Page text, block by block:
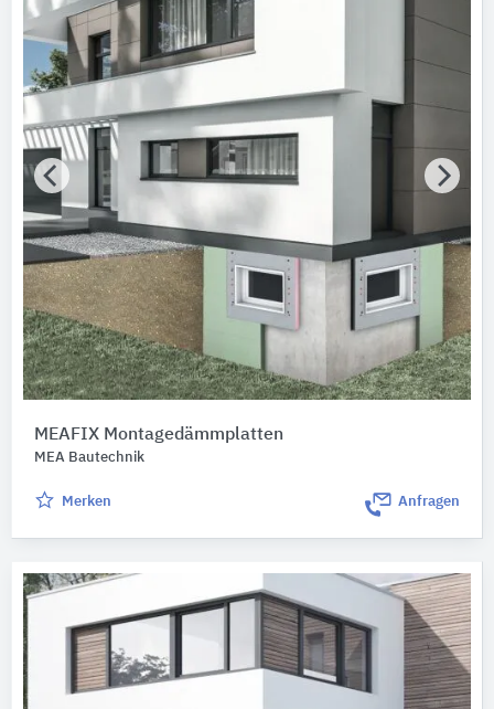
MEAFIX Montagedämmplatten
MEA Bautechnik
Merken Anfragen